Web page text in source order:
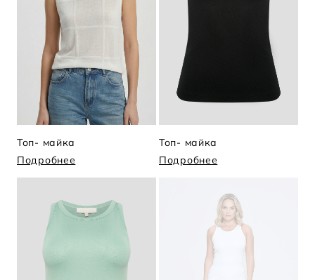
Топ- майка
Подробнее
Топ- майка
Подробнее